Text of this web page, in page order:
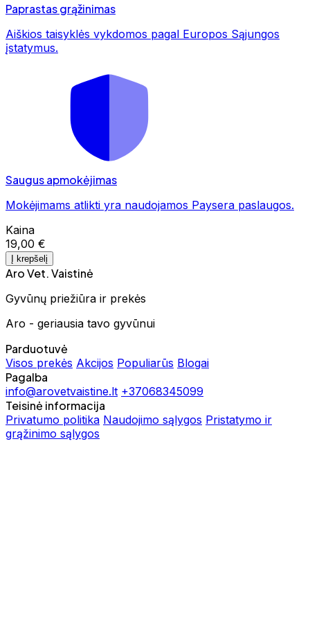
Paprastas grąžinimas
Aiškios taisyklės vykdomos pagal Europos Sąjungos
įstatymus.
Saugus apmokėjimas
Mokėjimams atlikti yra naudojamos Paysera paslaugos.
Kaina
19,00 €
Į krepšelį
Aro Vet. Vaistinė
Gyvūnų priežiūra ir prekės
Aro - geriausia tavo gyvūnui
Parduotuvė
Visos prekės Akcijos Populiarūs Blogai
Pagalba
info@arovetvaistine.lt +37068345099
Teisinė informacija
Privatumo politika Naudojimo sąlygos Pristatymo ir
grąžinimo sąlygos